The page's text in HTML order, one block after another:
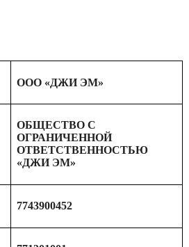
ООО «ДЖИ ЭМ»
ОБЩЕСТВО С
ОГРАНИЧЕННОЙ
ОТВЕТСТВЕННОСТЬЮ
«ДЖИ ЭМ»
7743900452